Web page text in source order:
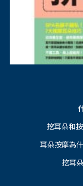
挖耳朵和
耳朵按摩為
挖耳